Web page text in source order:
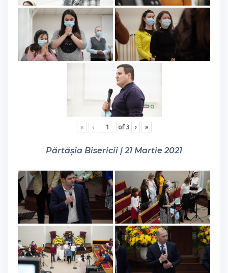
« ‹ of 3 › »
Părtășia Bisericii | 21 Martie 2021